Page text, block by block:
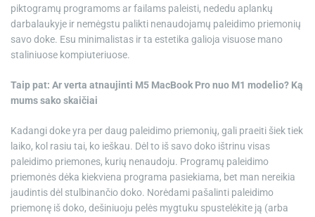
piktogramų programoms ar failams paleisti, nededu aplankų
darbalaukyje ir nemėgstu palikti nenaudojamų paleidimo priemonių
savo doke. Esu minimalistas ir ta estetika galioja visuose mano
staliniuose kompiuteriuose.
Taip pat: Ar verta atnaujinti M5 MacBook Pro nuo M1 modelio? Ką
mums sako skaičiai
Kadangi doke yra per daug paleidimo priemonių, gali praeiti šiek tiek
laiko, kol rasiu tai, ko ieškau. Dėl to iš savo doko ištrinu visas
paleidimo priemones, kurių nenaudoju. Programų paleidimo
priemonės dėka kiekviena programa pasiekiama, bet man nereikia
jaudintis dėl stulbinančio doko. Norėdami pašalinti paleidimo
priemonę iš doko, dešiniuoju pelės mygtuku spustelėkite ją (arba